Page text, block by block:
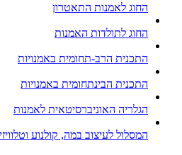
החוג לאמנות התאטרון
החוג לתולדות האמנות
התכנית הרב-תחומית באמנויות
התכנית הבינתחומית באמנויות
הגלריה האוניברסיטאית לאמנות
המסלול לעיצוב במה, קולנוע